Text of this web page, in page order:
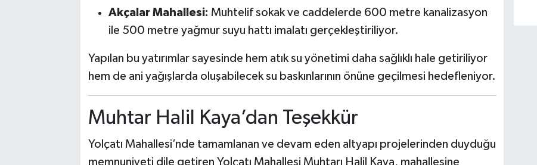
Akçalar Mahallesi: Muhtelif sokak ve caddelerde 600 metre kanalizasyon
ile 500 metre yağmur suyu hattı imalatı gerçekleştiriliyor.
Yapılan bu yatırımlar sayesinde hem atık su yönetimi daha sağlıklı hale getiriliyor
hem de ani yağışlarda oluşabilecek su baskınlarının önüne geçilmesi hedefleniyor.
Muhtar Halil Kaya’dan Teşekkür
Yolçatı Mahallesi’nde tamamlanan ve devam eden altyapı projelerinden duyduğu
memnuniyeti dile getiren Yolçatı Mahallesi Muhtarı Halil Kaya, mahallesine